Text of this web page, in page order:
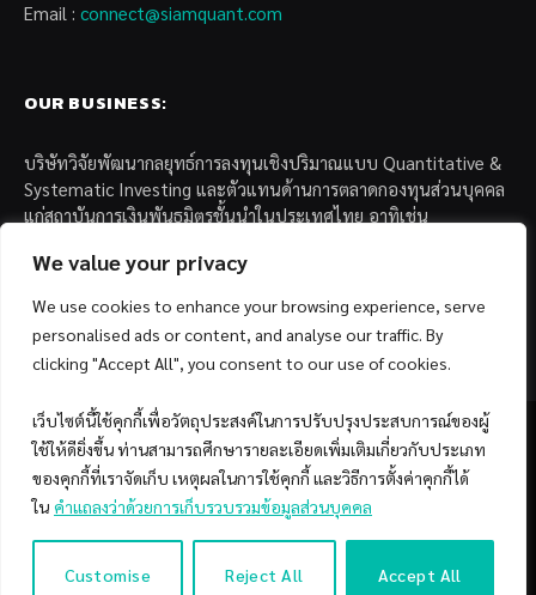
We value your privacy
We use cookies to enhance your browsing experience, serve
personalised ads or content, and analyse our traffic. By
clicking "Accept All", you consent to our use of cookies.
เว็บไซต์นี้ใช้คุกกี้เพื่อวัตถุประสงค์ในการปรับปรุงประสบการณ์ของผู้
ใช้ให้ดียิ่งขึ้น ท่านสามารถศึกษารายละเอียดเพิ่มเติมเกี่ยวกับประเภท
ของคุกกี้ที่เราจัดเก็บ เหตุผลในการใช้คุกกี้ และวิธีการตั้งค่าคุกกี้ได้
ใน คำแถลงว่าด้วยการเก็บรวบรวมข้อมูลส่วนบุคคล
Customise Reject All Accept All
Email : connect@siamquant.com
OUR BUSINESS:
บริษัทวิจัยพัฒนากลยุทธ์การลงทุนเชิงปริมาณแบบ Quantitative &
Systematic Investing และตัวแทนด้านการตลาดกองทุนส่วนบุคคล
แก่สถาบันการเงินพันธมิตรชั้นนำในประเทศไทย อาทิเช่น
– บล. กรุงไทย เอ็กซ์สปริง จำกัด
– บล. ฟิลลิป (ประเทศไทย) จำกัด (มหาชน)
Facebook YouTube